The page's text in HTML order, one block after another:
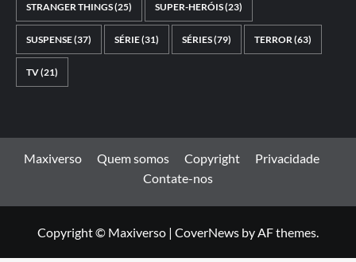
STRANGER THINGS(25) SUPER-HERÓIS(23)
SUSPENSE(37) SÉRIE(31) SÉRIES(79) TERROR(63)
TV(21)
Maxiverso Quem somos Copyright
Privacidade
Contate-nos
Copyright © Maxiverso | CoverNews by AF themes.